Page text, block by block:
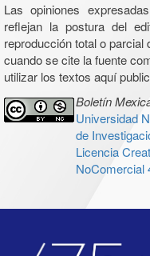
Las opiniones
reflejan la postura del
reproducción total o
cuando se cite la fuente
utilizar los textos aquí
Boletín
Universidad
de
Licencia
NoComercial